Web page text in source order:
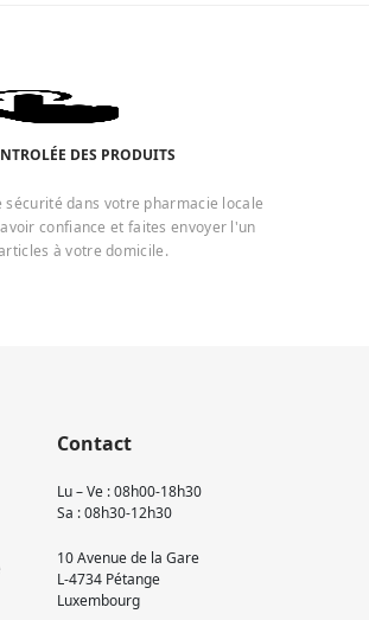
DES PRODUITS
sécurité dans votre pharmacie locale
confiance et faites envoyer l'un
à votre domicile.
Contact
Lu – Ve : 08h00-18h30
Sa : 08h30-12h30
10 Avenue de la Gare
L-4734 Pétange
Luxembourg